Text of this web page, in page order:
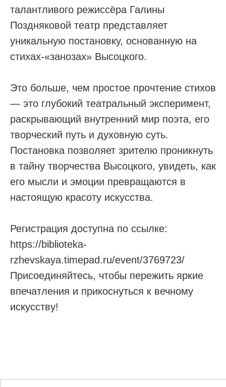
талантливого режиссёра Галины
Поздняковой театр представляет
уникальную постановку, основанную на
стихах-«занозах» Высоцкого.
Это больше, чем простое прочтение стихов
— это глубокий театральный эксперимент,
раскрывающий внутренний мир поэта, его
творческий путь и духовную суть.
Постановка позволяет зрителю проникнуть
в тайну творчества Высоцкого, увидеть, как
его мысли и эмоции превращаются в
настоящую красоту искусства.
Регистрация доступна по ссылке:
https://biblioteka-
rzhevskaya.timepad.ru/event/3769723/
Присоединяйтесь, чтобы пережить яркие
впечатления и прикоснуться к вечному
искусству!